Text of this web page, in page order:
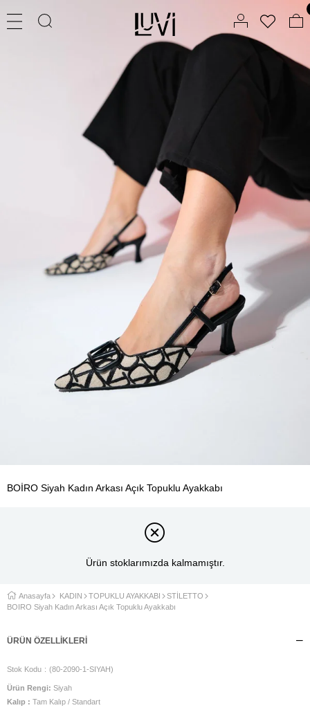
BOİRO Siyah Kadın Arkası Açık Topuklu Ayakkabı
Ürün stoklarımızda kalmamıştır.
Anasayfa KADIN TOPUKLU AYAKKABI
STİLETTO
BOİRO Siyah Kadın Arkası Açık Topuklu Ayakkabı
ÜRÜN ÖZELLIKLERI
Stok Kodu (80-2090-1-SIYAH)
Ürün Rengi: Siyah
Kalıp : Tam Kalıp / Standart